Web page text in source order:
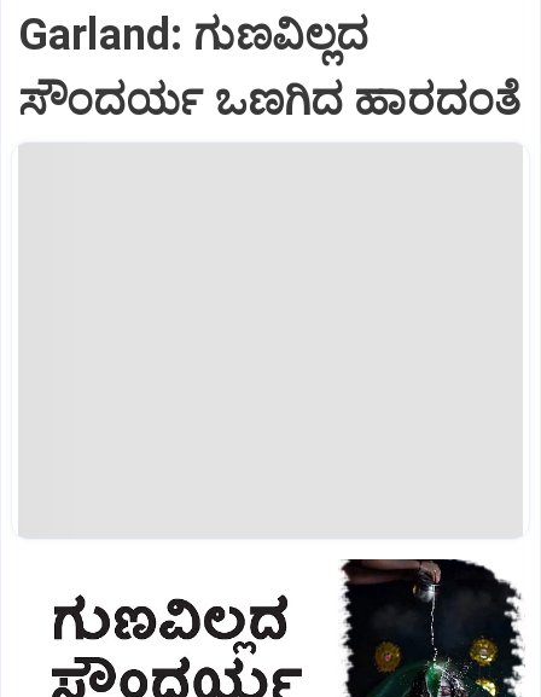
Garland: ಗುಣವಿಲ್ಲದ
ಸೌಂದರ್ಯ ಒಣಗಿದ ಹಾರದಂತೆ